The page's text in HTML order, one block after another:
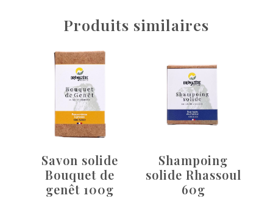
Produits similaires
Savon solide
Bouquet de
genêt 100g
Shampoing
solide Rhassoul
60g